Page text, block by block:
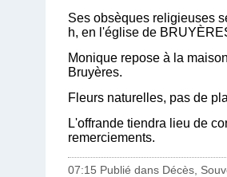
Ses obsèques religieuses
h, en l'église de
Monique repose à la
Bruyères.
Fleurs naturelles, pas de
L'offrande tiendra lieu de
remerciements.
07:15 Publié dans Décès,